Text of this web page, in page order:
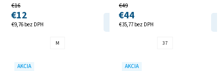
€9,76 bez DPH
€16
€12
DETAIL
M
€35,77 bez DPH
€49
€44
37
AKCIA
AKCIA